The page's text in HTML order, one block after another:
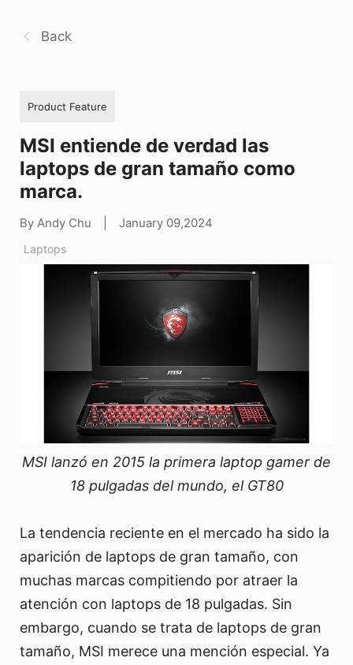
Back
Product Feature
MSI entiende de verdad las
laptops de gran tamaño como
marca.
By Andy Chu January 09,2024
Laptops
MSI lanzó en 2015 la primera laptop gamer de
18 pulgadas del mundo, el GT80
La tendencia reciente en el mercado ha sido la
aparición de laptops de gran tamaño, con
muchas marcas compitiendo por atraer la
atención con laptops de 18 pulgadas. Sin
embargo, cuando se trata de laptops de gran
tamaño, MSI merece una mención especial. Ya